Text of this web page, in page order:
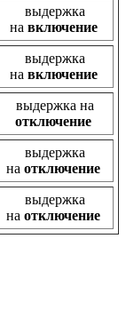
выдержка
на включение
выдержка
на включение
выдержка на
отключение
выдержка
на отключение
выдержка
на отключение